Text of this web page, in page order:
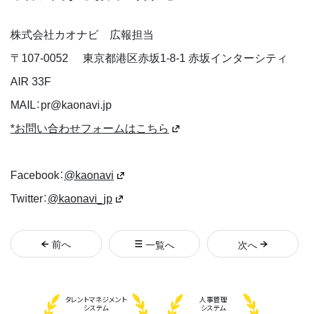
株式会社カオナビ 広報担当
〒 107-0052
東京都港区赤坂1-8-1 赤坂インターシティ
AIR 33F
MAIL：pr@kaonavi.jp
*お問い合わせフォームはこちら
Facebook：@kaonavi
Twitter：@kaonavi_jp
前へ 一覧へ 次へ
タレントマネジメント
システム
人事管理
システム